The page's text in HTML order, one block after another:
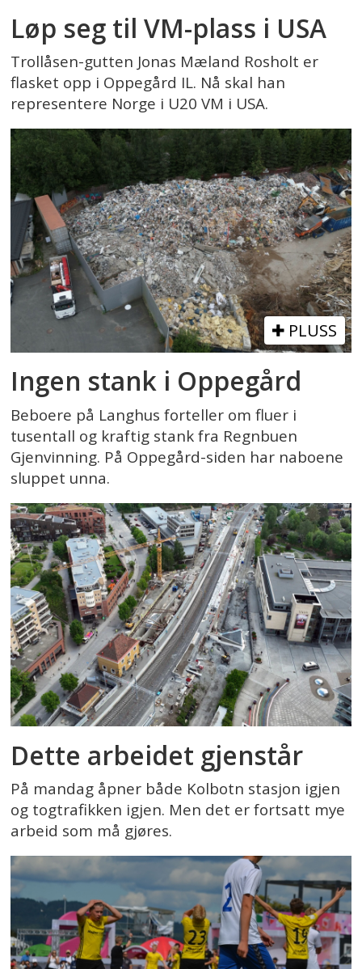
Løp seg til VM-plass i USA
Trollåsen-gutten Jonas Mæland Rosholt er
flasket opp i Oppegård IL. Nå skal han
representere Norge i U20 VM i USA.
PLUSS
Ingen stank i Oppegård
Beboere på Langhus forteller om fluer i
tusentall og kraftig stank fra Regnbuen
Gjenvinning. På Oppegård-siden har naboene
sluppet unna.
Dette arbeidet gjenstår
På mandag åpner både Kolbotn stasjon igjen
og togtrafikken igjen. Men det er fortsatt mye
arbeid som må gjøres.